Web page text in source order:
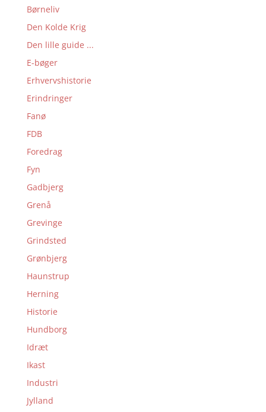
Børneliv
Den Kolde Krig
Den lille guide ...
E-bøger
Erhvervshistorie
Erindringer
Fanø
FDB
Foredrag
Fyn
Gadbjerg
Grenå
Grevinge
Grindsted
Grønbjerg
Haunstrup
Herning
Historie
Hundborg
Idræt
Ikast
Industri
Jylland